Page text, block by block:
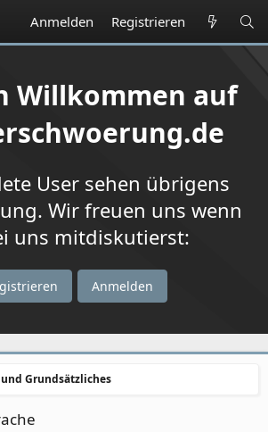
Anmelden Registrieren
Willkommen auf
User sehen übrigens
Wir freuen uns wenn
uns mitdiskutierst:
Anmelden
Grundsätzliches